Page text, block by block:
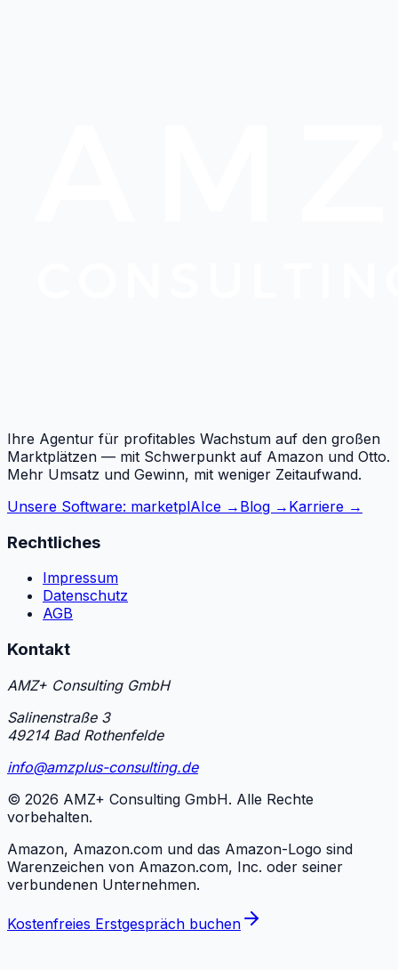
Ihre Agentur für profitables Wachstum auf den großen
Marktplätzen — mit Schwerpunkt auf Amazon und Otto.
Mehr Umsatz und Gewinn, mit weniger Zeitaufwand.
Unsere Software: marketplAIce → Blog → Karriere →
Rechtliches
Impressum
Datenschutz
AGB
Kontakt
AMZ+ Consulting GmbH
Salinenstraße 3
49214 Bad Rothenfelde
info@amzplus-consulting.de
© 2026 AMZ+ Consulting GmbH. Alle Rechte
vorbehalten.
Amazon, Amazon.com und das Amazon-Logo sind
Warenzeichen von Amazon.com, Inc. oder seiner
verbundenen Unternehmen.
Kostenfreies Erstgespräch buchen